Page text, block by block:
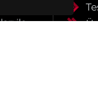
ile